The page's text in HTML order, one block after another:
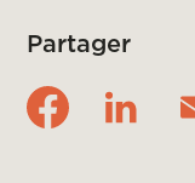
Partager